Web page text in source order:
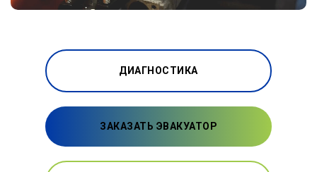
ДИАГНОСТИКА
ЗАКАЗАТЬ ЭВАКУАТОР